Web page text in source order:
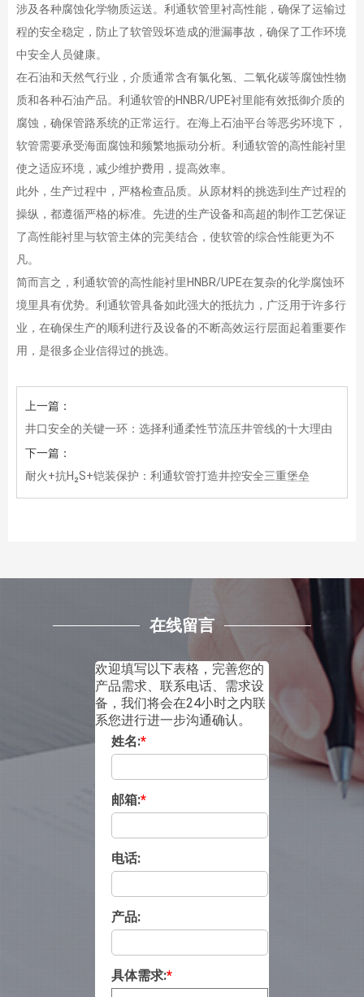
涉及各种腐蚀化学物质运送。利通软管里衬高性能，确保了运输过
程的安全稳定，防止了软管毁坏造成的泄漏事故，确保了工作环境
中安全人员健康。
在石油和天然气行业，介质通常含有氯化氢、二氧化碳等腐蚀性物
质和各种石油产品。利通软管的HNBR/UPE衬里能有效抵御介质的
腐蚀，确保管路系统的正常运行。在海上石油平台等恶劣环境下，
软管需要承受海面腐蚀和频繁地振动分析。利通软管的高性能衬里
使之适应环境，减少维护费用，提高效率。
此外，生产过程中，严格检查品质。从原材料的挑选到生产过程的
操纵，都遵循严格的标准。先进的生产设备和高超的制作工艺保证
了高性能衬里与软管主体的完美结合，使软管的综合性能更为不
凡。
简而言之，利通软管的高性能衬里HNBR/UPE在复杂的化学腐蚀环
境里具有优势。利通软管具备如此强大的抵抗力，广泛用于许多行
业，在确保生产的顺利进行及设备的不断高效运行层面起着重要作
用，是很多企业信得过的挑选。
上一篇：
井口安全的关键一环：选择利通柔性节流压井管线的十大理由
下一篇：
耐火+抗H₂S+铠装保护：利通软管打造井控安全三重堡垒
在线留言
欢迎填写以下表格，完善您的
产品需求、联系电话、需求设
备，我们将会在24小时之内联
系您进行进一步沟通确认。
姓名:*
邮箱:*
电话:
产品:
具体需求:*